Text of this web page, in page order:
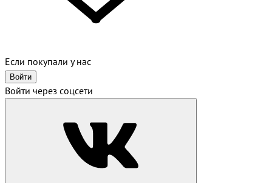
Если покупали у нас
Войти
Войти через соцсети